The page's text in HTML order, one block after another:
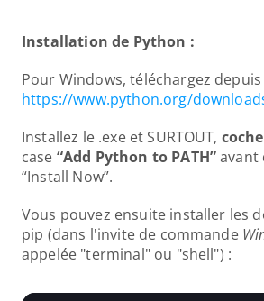
Installation de Python :
https://www.python.org/
Installez le .exe et SURTOUT,
case “Add Python to PATH” avant
“Install Now”.
Vous pouvez ensuite installer les
pip (dans l'invite de commande
appelée "terminal" ou "shell") :